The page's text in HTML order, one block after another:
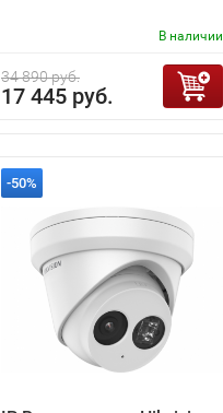
В наличии
34 890 руб.
17 445 руб.
-50%